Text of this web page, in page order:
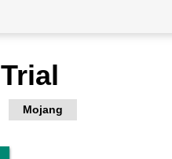
Mojang